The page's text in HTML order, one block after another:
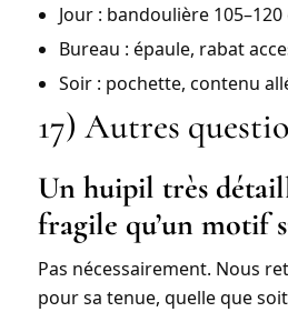
Jour : bandoulière
Bureau : épaule, rabat
Soir : pochette, contenu
17) Autres
Un huipil très
fragile qu’un motif
Pas nécessairement. Nous
pour sa tenue, quelle que